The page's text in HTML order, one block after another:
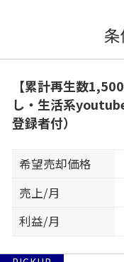
【累計再生数
し・生活系
登録者付）
希望売却価格
売上/月
利益/月